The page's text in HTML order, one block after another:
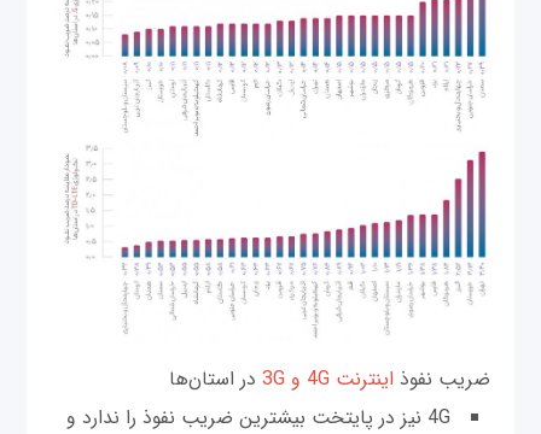
ضریب نفوذ اینترنت 4G و 3G
در استان‌ها
4G نیز در پایتخت بیشترین ضریب نفوذ را ندارد و